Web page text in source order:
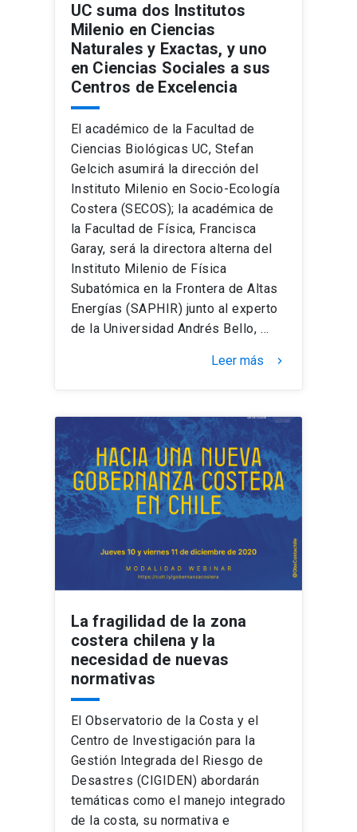
UC suma dos Institutos
Milenio en Ciencias
Naturales y Exactas, y uno
en Ciencias Sociales a sus
Centros de Excelencia
El académico de la Facultad de
Ciencias Biológicas UC, Stefan
Gelcich asumirá la dirección del
Instituto Milenio en Socio-Ecología
Costera (SECOS); la académica de
la Facultad de Física, Francisca
Garay, será la directora alterna del
Instituto Milenio de Física
Subatómica en la Frontera de Altas
Energías (SAPHIR) junto al experto
de la Universidad Andrés Bello, …
Leer más keyboard_arrow_right
La fragilidad de la zona
costera chilena y la
necesidad de nuevas
normativas
El Observatorio de la Costa y el
Centro de Investigación para la
Gestión Integrada del Riesgo de
Desastres (CIGIDEN) abordarán
temáticas como el manejo integrado
de la costa, su normativa e